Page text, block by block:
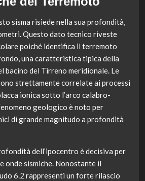
sisma risiede nella sua profondità,
Questo dato tecnico riveste
poiché identifica il terremoto
una caratteristica tipica della
bacino del Tirreno meridionale. Le
strettamente correlate ai processi
ionica sotto l’arco calabro-
geologico è noto per
di grande magnitudo a profondità
dell’ipocentro è decisiva per
onde sismiche. Nonostante il
6.2 rappresenti un forte rilascio